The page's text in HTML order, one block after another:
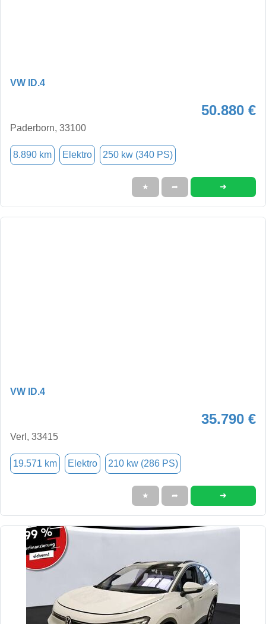
VW ID.4
50.880 €
Paderborn, 33100
8.890 km Elektro 250 kw (340 PS)
★ ➦ ➜
VW ID.4
35.790 €
Verl, 33415
19.571 km Elektro 210 kw (286 PS)
★ ➦ ➜